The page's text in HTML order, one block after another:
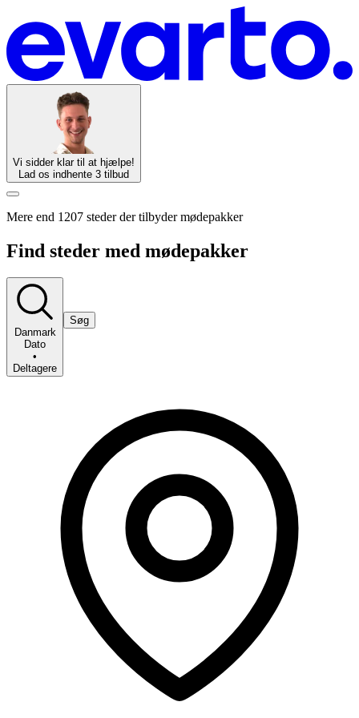
Vi sidder klar til at hjælpe!
Lad os indhente 3 tilbud
Mere end 1207 steder der tilbyder mødepakker
Find steder med mødepakker
Danmark
Dato
•
Deltagere
Søg